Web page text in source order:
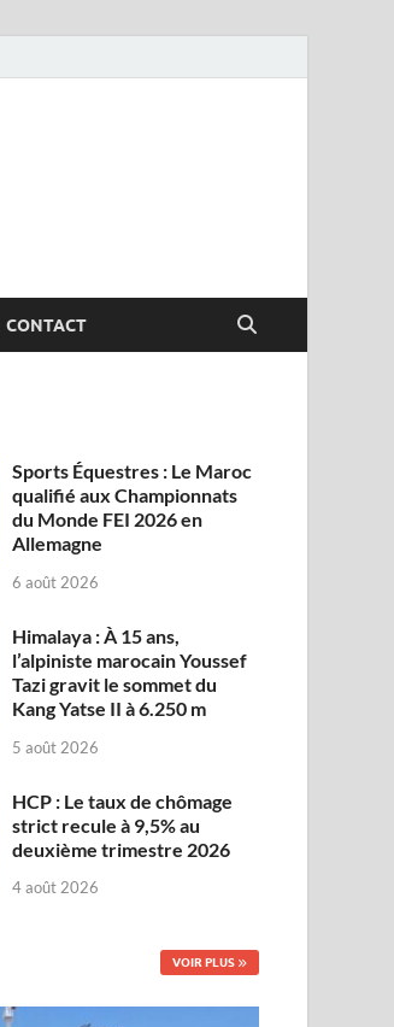
CONTACT
Sports Équestres : Le Maroc
qualifié aux Championnats
du Monde FEI 2026 en
Allemagne
6 août 2026
Himalaya : À 15 ans,
l’alpiniste marocain Youssef
Tazi gravit le sommet du
Kang Yatse II à 6.250 m
5 août 2026
HCP : Le taux de chômage
strict recule à 9,5% au
deuxième trimestre 2026
4 août 2026
VOIR PLUS